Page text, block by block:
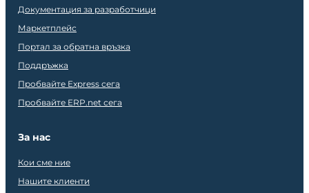
Документация за разработчици
Маркетплейс
Портал за обратна връзка
Поддръжка
Пробвайте Express сега
Пробвайте ERP.net сега
За нас
Кои сме ние
Нашите клиенти